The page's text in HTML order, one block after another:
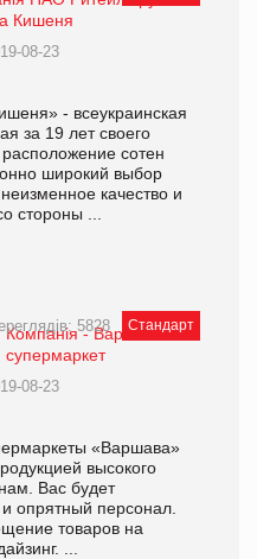
Кишеня
08-23
- всеукраинская
за 19 лет своего
сотен
широкий выбор
качество и
стороны ...
5828 Стандарт
Компанія - Варшава
супермаркет
08-23
«Варшава»
высокого
Вас будет
опрятный персонал.
товаров на
...